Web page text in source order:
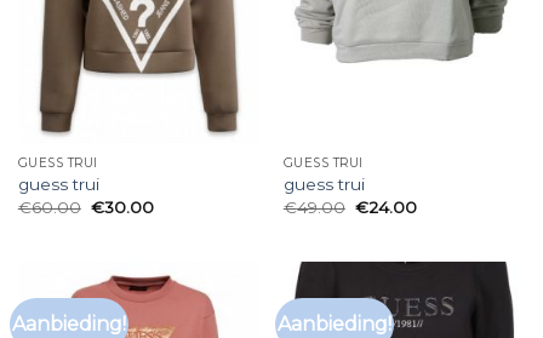
GUESS TRUI
guess trui
€60.00 €30.00
GUESS TRUI
guess trui
€49.00 €24.00
Aanbieding! Aanbieding!